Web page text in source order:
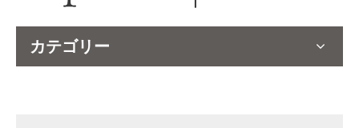
カテゴリー